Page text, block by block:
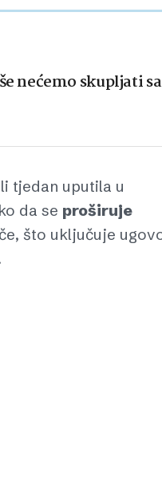
nećemo skupljati
tjedan uputila u
da se proširuje
što uključuje